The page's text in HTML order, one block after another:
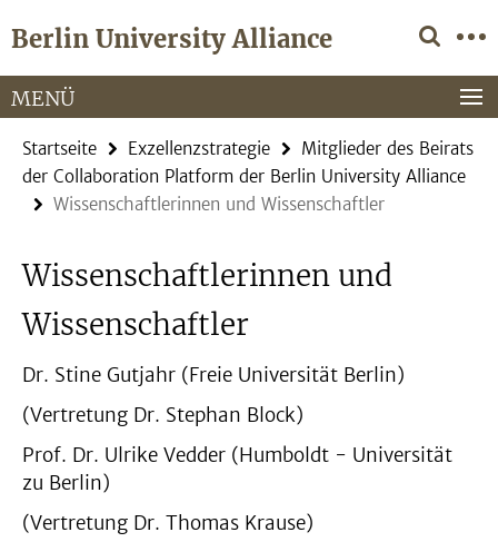
direkt
Inhalt
Berlin University Alliance
Service-
Navigation
MENÜ
Startseite Exzellenzstrategie
Mitglieder des Beirats
der Collaboration Platform der Berlin University Alliance
Wissenschaftlerinnen und Wissenschaftler
Wissenschaftlerinnen und
Wissenschaftler
Dr. Stine Gutjahr (Freie Universität Berlin)
(Vertretung Dr. Stephan Block)
Prof. Dr. Ulrike Vedder (Humboldt - Universität
zu Berlin)
(Vertretung Dr. Thomas Krause)